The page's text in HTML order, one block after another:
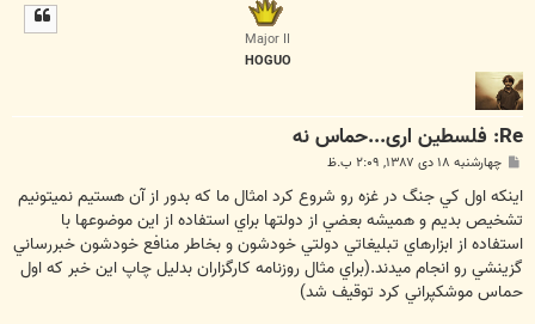
Major II
HOGUO
Re: فلسطین اری...حماس نه
پ
ت
چهارشنبه ۱۸ دی ۱۳۸۷, ۲:۰۹ ب.ظ
اينكه اول كي جنگ در غزه رو شروع كرد امثال ما كه بدور از آن هستيم نميتونيم
تشخيص بديم و هميشه بعضي از دولتها براي استفاده از اين موضوعها با
استفاده از ابزارهاي تبليغاتي دولتي خودشون و بخاطر منافع خودشون خبررساني
گزينشي رو انجام ميدند.(براي مثال روزنامه كارگزاران بدليل چاپ اين خبر كه اول
حماس موشكپراني كرد توقيف شد)